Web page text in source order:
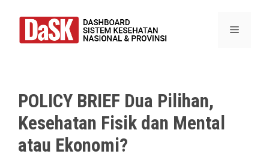
content
Menu
POLICY BRIEF Dua Pilihan,
Kesehatan Fisik dan Mental
atau Ekonomi?